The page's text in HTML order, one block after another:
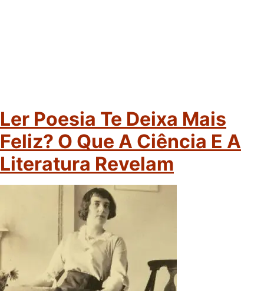
Ler Poesia Te Deixa Mais
Feliz? O Que A Ciência E A
Literatura Revelam